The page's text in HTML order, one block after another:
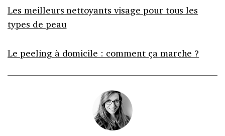
Les meilleurs nettoyants visage pour tous les
types de peau
Le peeling à domicile : comment ça marche ?